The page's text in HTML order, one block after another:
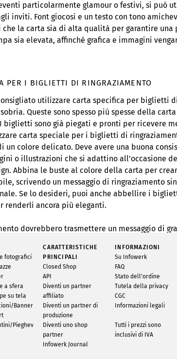
particolarmente glamour o festivi, si può
inviti. Font giocosi e un testo con tono
la carta sia di alta qualità per garantire una
sia elevata, affinché grafica e immagini
PER I BIGLIETTI DI RINGRAZIAMENTO
utilizzare carta specifica per biglietti
Queste sono spesso più spesse della
sono già piegati e pronti per ricevere
carta speciale per i biglietti di
colore delicato. Deve avere una buona
o illustrazioni che si adattino all'occasione
Abbina le buste al colore della carta per
scrivendo un messaggio di ringraziamento
Se lo desideri, puoi anche abbellire i
renderli ancora più eleganti.
dovrebbero trasmettere un messaggio di
gratitudine e a far sentire ai destinatari quanto
per ogni occasione! Che si tratti di inviti
lettere commerciali e molto altro –
creare questi design digitalmente. Hai
fotografici
a sfera
su tela
Banner
Pieghevoli
CARATTERISTICHE
PRINCIPALI
Closed Shop
API
Diventi un partner
affiliato
Diventi un partner di
produzione
Diventi uno shop
partner
Infowerk Journal
INFORMAZIONI
Su Infowerk
FAQ
Stato dell'ordine
Tutela della privacy
CGC
Informazioni legali
Tutti i prezzi sono
inclusivi di IVA